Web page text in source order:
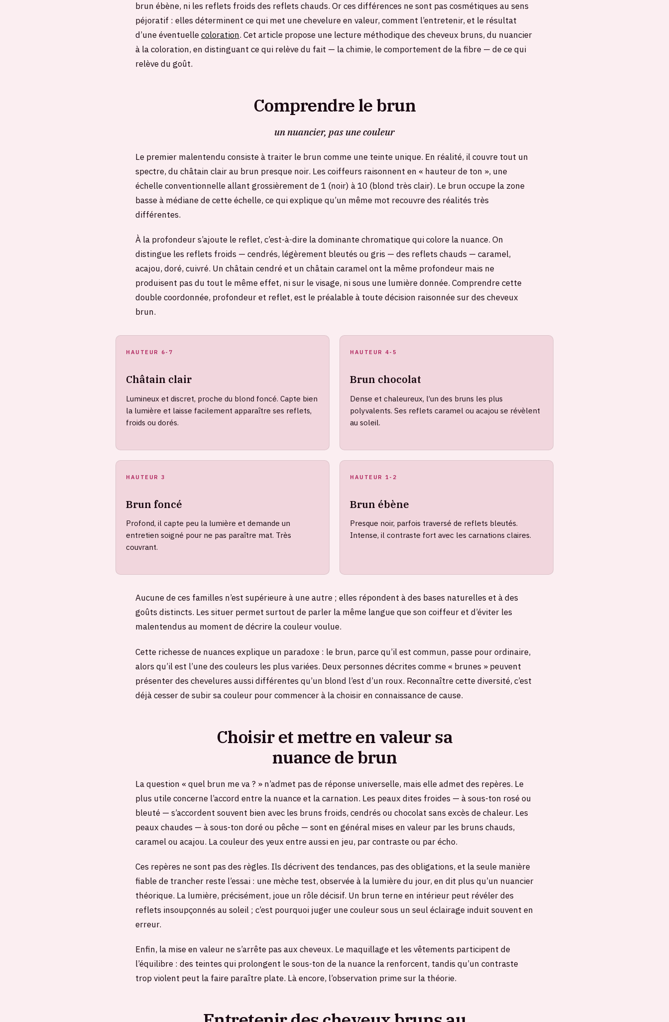
brun ébène, ni les reflets froids des reflets chauds. Or ces différences ne sont pas cosmétiques au sens
péjoratif : elles déterminent ce qui met une chevelure en valeur, comment l’entretenir, et le résultat
d’une éventuellecoloration. Cet article propose une lecture méthodique des cheveux bruns, du nuancier
à la coloration, en distinguant ce qui relève du fait — la chimie, le comportement de la fibre — de ce qui
relève du goût.
Comprendre le brun
un nuancier, pas une couleur
Le premier malentendu consiste à traiter le brun comme une teinte unique. En réalité, il couvre tout un
spectre, du châtain clair au brun presque noir. Les coiffeurs raisonnent en « hauteur de ton », une
échelle conventionnelle allant grossièrement de 1 (noir) à 10 (blond très clair). Le brun occupe la zone
basse à médiane de cette échelle, ce qui explique qu’un même mot recouvre des réalités très
différentes.
À la profondeur s’ajoute le reflet, c’est-à-dire la dominante chromatique qui colore la nuance. On
distingue les reflets froids — cendrés, légèrement bleutés ou gris — des reflets chauds — caramel,
acajou, doré, cuivré. Un châtain cendré et un châtain caramel ont la même profondeur mais ne
produisent pas du tout le même effet, ni sur le visage, ni sous une lumière donnée. Comprendre cette
double coordonnée, profondeur et reflet, est le préalable à toute décision raisonnée sur des cheveux
brun.
HAUTEUR 6-7
Châtain clair
Lumineux et discret, proche du blond foncé. Capte bien
la lumière et laisse facilement apparaître ses reflets,
froids ou dorés.
HAUTEUR 4-5
Brun chocolat
Dense et chaleureux, l’un des bruns les plus
polyvalents. Ses reflets caramel ou acajou se révèlent
au soleil.
HAUTEUR 3
Brun foncé
Profond, il capte peu la lumière et demande un
entretien soigné pour ne pas paraître mat. Très
couvrant.
HAUTEUR 1-2
Brun ébène
Presque noir, parfois traversé de reflets bleutés.
Intense, il contraste fort avec les carnations claires.
Aucune de ces familles n’est supérieure à une autre ; elles répondent à des bases naturelles et à des
goûts distincts. Les situer permet surtout de parler la même langue que son coiffeur et d’éviter les
malentendus au moment de décrire la couleur voulue.
Cette richesse de nuances explique un paradoxe : le brun, parce qu’il est commun, passe pour ordinaire,
alors qu’il est l’une des couleurs les plus variées. Deux personnes décrites comme « brunes » peuvent
présenter des chevelures aussi différentes qu’un blond l’est d’un roux. Reconnaître cette diversité, c’est
déjà cesser de subir sa couleur pour commencer à la choisir en connaissance de cause.
Choisir et mettre en valeur sa
nuance de brun
La question « quel brun me va ? » n’admet pas de réponse universelle, mais elle admet des repères. Le
plus utile concerne l’accord entre la nuance et la carnation. Les peaux dites froides — à sous-ton rosé ou
bleuté — s’accordent souvent bien avec les bruns froids, cendrés ou chocolat sans excès de chaleur. Les
peaux chaudes — à sous-ton doré ou pêche — sont en général mises en valeur par les bruns chauds,
caramel ou acajou. La couleur des yeux entre aussi en jeu, par contraste ou par écho.
Ces repères ne sont pas des règles. Ils décrivent des tendances, pas des obligations, et la seule manière
fiable de trancher reste l’essai : une mèche test, observée à la lumière du jour, en dit plus qu’un nuancier
théorique. La lumière, précisément, joue un rôle décisif. Un brun terne en intérieur peut révéler des
reflets insoupçonnés au soleil ; c’est pourquoi juger une couleur sous un seul éclairage induit souvent en
erreur.
Enfin, la mise en valeur ne s’arrête pas aux cheveux. Le maquillage et les vêtements participent de
l’équilibre : des teintes qui prolongent le sous-ton de la nuance la renforcent, tandis qu’un contraste
trop violent peut la faire paraître plate. Là encore, l’observation prime sur la théorie.